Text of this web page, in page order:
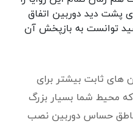
پشت دید دوربین اتفاق
توانست به بازپخش آن
های ثابت بیشتر برای
محیط شما بسیار بزرگ
حساس دوربین نصب